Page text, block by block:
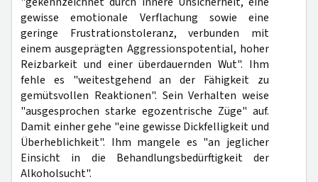
gewisse emotionale Verflachung sowie eine
geringe Frustrationstoleranz, verbunden mit
einem ausgeprägten Aggressionspotential, hoher
Reizbarkeit und einer überdauernden Wut". Ihm
fehle es "weitestgehend an der Fähigkeit zu
gemütsvollen Reaktionen". Sein Verhalten weise
"ausgesprochen starke egozentrische Züge" auf.
Damit einher gehe "eine gewisse Dickfelligkeit und
Überheblichkeit". Ihm mangele es "an jeglicher
Einsicht in die Behandlungsbedürftigkeit der
Alkoholsucht".